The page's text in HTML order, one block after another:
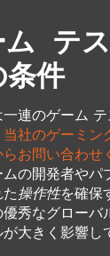
テ
件
連のゲーム
当社のゲーミン
お問い合わせ
の開発者やパ
操作性を確保
秀なグローバ
大きく影響し